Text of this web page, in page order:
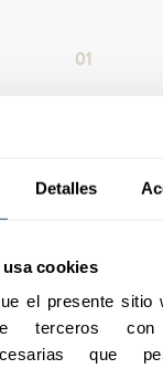
Detalles
cookies
el presente sitio
terceros con
que
01